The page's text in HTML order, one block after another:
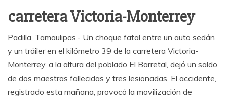
carretera Victoria-Monterrey
Padilla, Tamaulipas.- Un choque fatal entre un auto sedán
y un tráiler en el kilómetro 39 de la carretera Victoria-
Monterrey, a la altura del poblado El Barretal, dejó un saldo
de dos maestras fallecidas y tres lesionadas. El accidente,
registrado esta mañana, provocó la movilización de